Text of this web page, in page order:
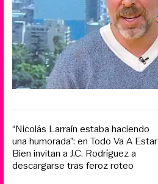
“Nicolás Larraín estaba haciendo
una humorada”: en Todo Va A Estar
Bien invitan a J.C. Rodríguez a
descargarse tras feroz roteo